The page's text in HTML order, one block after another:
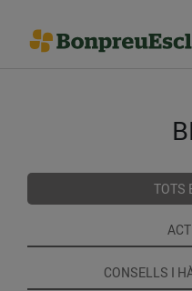
TOTS
CONSELLS I